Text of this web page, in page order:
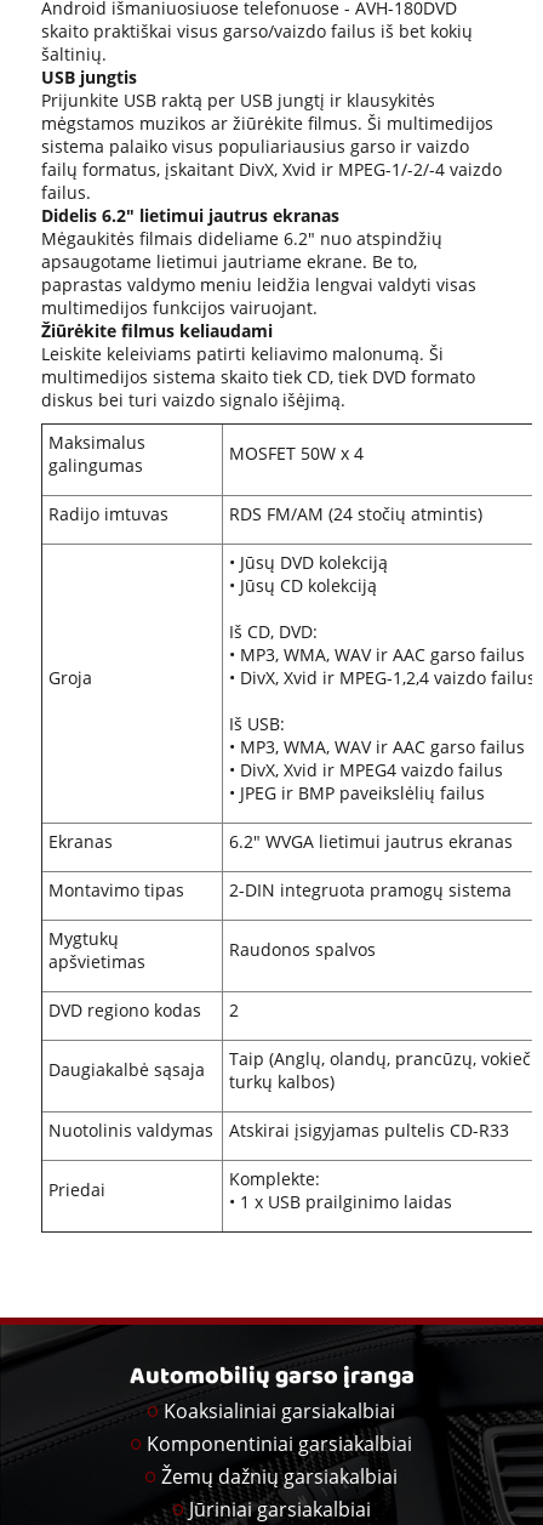
Android išmaniuosiuose telefonuose - AVH-180DVD
skaito praktiškai visus garso/vaizdo failus iš bet kokių
šaltinių.
USB jungtis
Prijunkite USB raktą per USB jungtį ir klausykitės
mėgstamos muzikos ar žiūrėkite filmus. Ši multimedijos
sistema palaiko visus populiariausius garso ir vaizdo
failų formatus, įskaitant DivX, Xvid ir MPEG-1/-2/-4 vaizdo
failus.
Didelis 6.2" lietimui jautrus ekranas
Mėgaukitės filmais dideliame 6.2" nuo atspindžių
apsaugotame lietimui jautriame ekrane. Be to,
paprastas valdymo meniu leidžia lengvai valdyti visas
multimedijos funkcijos vairuojant.
Žiūrėkite filmus keliaudami
Leiskite keleiviams patirti keliavimo malonumą. Ši
multimedijos sistema skaito tiek CD, tiek DVD formato
diskus bei turi vaizdo signalo išėjimą.
Maksimalus
galingumas
MOSFET 50W x 4
Radijo imtuvas RDS FM/AM (24 stočių atmintis)
Groja
• Jūsų DVD kolekciją
• Jūsų CD kolekciją
Iš CD, DVD:
• MP3, WMA, WAV ir AAC garso failus
• DivX, Xvid ir MPEG-1,2,4 vaizdo failus
Iš USB:
• MP3, WMA, WAV ir AAC garso failus
• DivX, Xvid ir MPEG4 vaizdo failus
• JPEG ir BMP paveikslėlių failus
Ekranas 6.2" WVGA lietimui jautrus ekranas
Montavimo tipas 2-DIN integruota pramogų sistema
Mygtukų
apšvietimas
Raudonos spalvos
DVD regiono kodas 2
Daugiakalbė sąsaja
Taip (Anglų, olandų, prancūzų,
turkų kalbos)
Nuotolinis valdymas Atskirai įsigyjamas pultelis CD-R33
Priedai
Komplekte:
• 1 x USB prailginimo laidas
Automobilių garso įranga
Koaksialiniai garsiakalbiai
Komponentiniai garsiakalbiai
Žemų dažnių garsiakalbiai
Jūriniai garsiakalbiai